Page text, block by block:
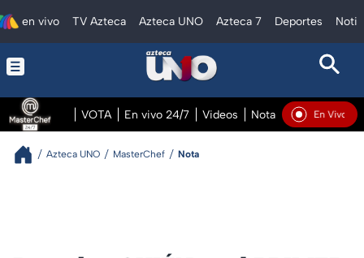
en vivo TV Azteca Azteca UNO Azteca 7 Deportes
VOTA En vivo 24/7 Videos Notas En vivo
En Vivo
Azteca UNO MasterChef Nota